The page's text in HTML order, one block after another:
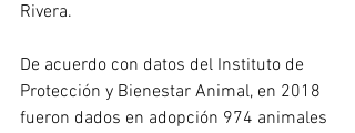
Rivera.
De acuerdo con datos del Instituto de
Protección y Bienestar Animal, en 2018
fueron dados en adopción 974 animales